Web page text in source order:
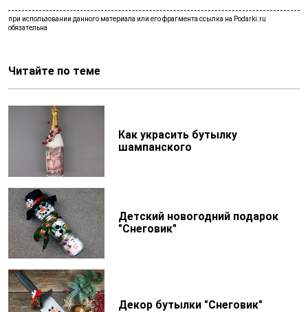
Читайте по теме
Как украсить бутылку
шампанского
Детский новогодний подарок
"Снеговик"
Декор бутылки "Снеговик"